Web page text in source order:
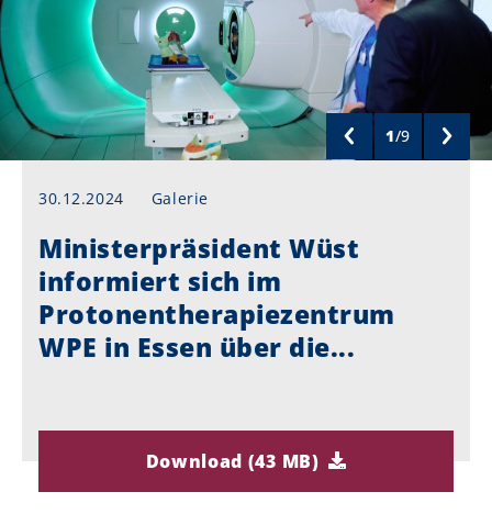
1/9
30.12.2024 Galerie
Ministerpräsident Wüst
informiert sich im
Protonentherapiezentrum
WPE in Essen über die...
Download (43 MB)